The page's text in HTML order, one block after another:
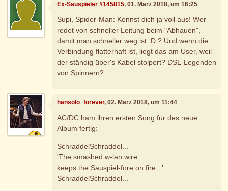
Ex-Sauspieler #145815, 01. März 2018, um 16:25
Supi, Spider-Man: Kennst dich ja voll aus! Wer
redet von schneller Leitung beim "Abhauen",
damit man schneller weg ist :D ? Und wenn die
Verbindung flatterhaft ist, liegt das am User, weil
der ständig über's Kabel stolpert? DSL-Legenden
von Spinnern?
hansolo_forever, 02. März 2018, um 11:44
AC/DC ham ihren ersten Song für des neue
Album fertig:
SchraddelSchraddel...
'The smashed w-lan wire
keeps the Sauspiel-fore on fire...'
SchraddelSchraddel...